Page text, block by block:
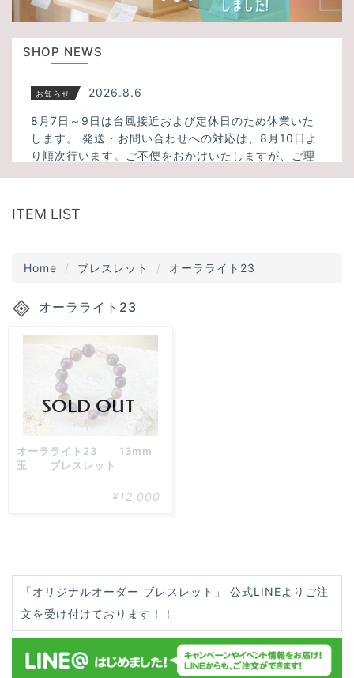
t
u
s
SHOP NEWS
お知らせ 2026.8.6
8月7日～9日は台風接近および定休日のため休業いた
します。 発送・お問い合わせへの対応は、8月10日よ
り順次行います。ご不便をおかけいたしますが、ご理
新入荷
アメトリン、スモーキーシトリンクォーツなど34点入
大人気！透明度の高いスーパーセブンが5点入荷しまし
ITEM LIST
Home ブレスレット オーラライト23
オーラライト23
SOLD OUT
オーラライト23 13mm
玉 ブレスレット
¥12,000
「オリジナルオーダー ブレスレット」 公式LINEよりご注
文を受け付けております！！